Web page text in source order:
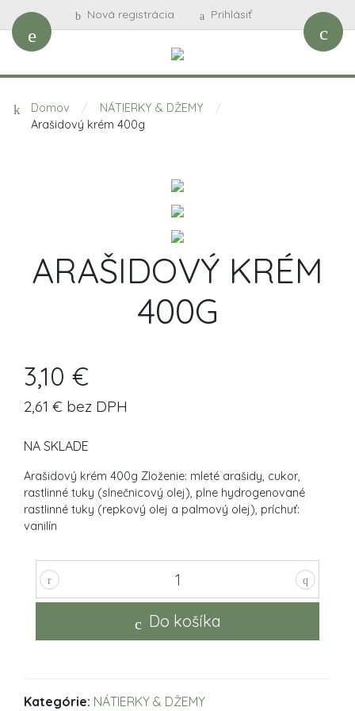
Nová registrácia Prihlásiť
Domov / NÁTIERKY & DŽEMY
/
Arašidový krém 400g
ARAŠIDOVÝ KRÉM
400G
3,10 €
2,61 € bez DPH
NA SKLADE
Arašidový krém 400g Zloženie: mleté arašidy, cukor,
rastlinné tuky (slnečnicový olej), plne hydrogenované
rastlinné tuky (repkový olej a palmový olej), príchuť:
vanilín
Do košíka
Kategórie: NÁTIERKY & DŽEMY